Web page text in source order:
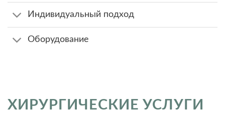
Индивидуальный подход
Оборудование
ХИРУРГИЧЕСКИЕ УСЛУГИ